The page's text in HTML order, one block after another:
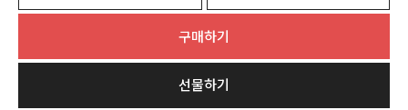
구매하기
선물하기